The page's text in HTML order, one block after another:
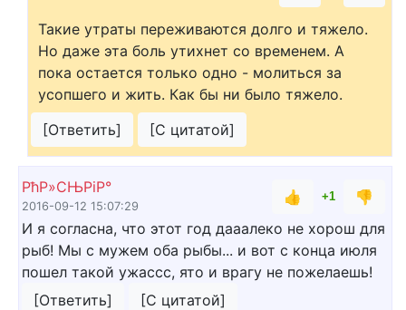
Такие утраты переживаются долго и тяжело.
Но даже эта боль утихнет со временем. А
пока остается только одно - молиться за
усопшего и жить. Как бы ни было тяжело.
[Ответить]
[С цитатой]
РћР»СЊРіР°
2016-09-12 15:07:29
👍 +1
👎
И я согласна, что этот год дааалеко не хорош для
рыб! Мы с мужем оба рыбы... и вот с конца июля
пошел такой ужассс, ято и врагу не пожелаешь!
[Ответить]
[С цитатой]